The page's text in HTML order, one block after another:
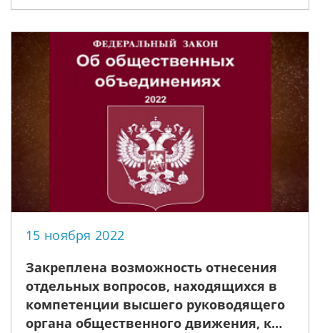
по мобилизации
15 ноября 2022
Закреплена возможность отнесения
отдельных вопросов, находящихся в
компетенции высшего руководящего
органа общественного движения, к